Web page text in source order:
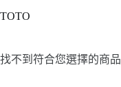
TOTO
找不到符合您選擇的商品